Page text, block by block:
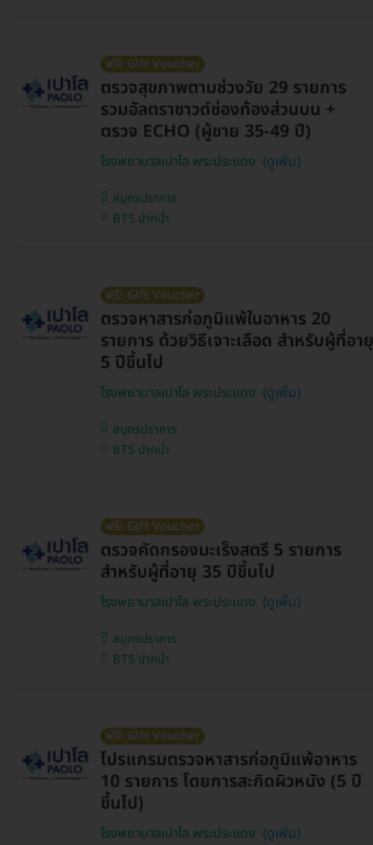
ฟรี! Gift Voucher
ตรวจสุขภาพตามช่วงวัย 29 รายการ
รวมอัลตราซาวด์ช่องท้องส่วนบน +
ตรวจ ECHO (ผู้ชาย 35-49 ปี)
โรงพยาบาลเปาโล พระประแดง
สมุทรปราการ
BTS ปากน้ำ
ฟรี! Gift Voucher
ตรวจหาสารก่อภูมิแพ้ในอาหาร 20
รายการ ด้วยวิธีเจาะเลือด สำหรับผู้ที่อายุ
5 ปีขึ้นไป
โรงพยาบาลเปาโล พระประแดง
สมุทรปราการ
BTS ปากน้ำ
ฟรี! Gift Voucher
ตรวจคัดกรองมะเร็งสตรี 5 รายการ
สำหรับผู้ที่อายุ 35 ปีขึ้นไป
โรงพยาบาลเปาโล พระประแดง
สมุทรปราการ
BTS ปากน้ำ
ฟรี! Gift Voucher
โปรแกรมตรวจหาสารก่อภูมิแพ้อาหาร
10 รายการ โดยการสะกิดผิวหนัง (5 ปี
ขึ้นไป)
โรงพยาบาลเปาโล พระประแดง